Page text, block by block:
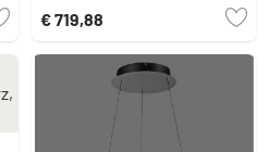
€ 719,88